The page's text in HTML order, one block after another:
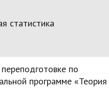
статистика
по
программе «Теория